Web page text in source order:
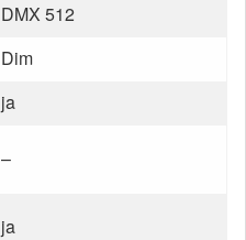
DMX 512
Dim
ja
–
ja